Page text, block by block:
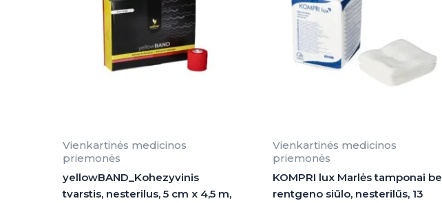
Vienkartinės medicinos
priemonės
yellowBAND_Kohezyvinis
tvarstis, nesterilus, 5 cm x 4,5 m,
Vienkartinės medicinos
priemonės
KOMPRI lux Marlės tamponai be
rentgeno siūlo, nesterilūs, 13